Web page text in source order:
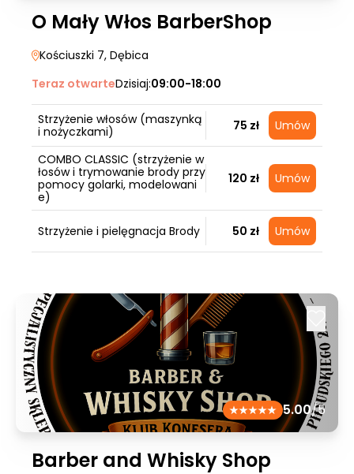
O Mały Włos BarberShop
Kościuszki 7, Dębica
Teraz otwarteDzisiaj:09:00-18:00
Strzyżenie włosów (maszynką
i nożyczkami)
75 zł Umów
COMBO CLASSIC (strzyżenie w
łosów i trymowanie brody przy
pomocy golarki, modelowani
e)
120 zł Umów
Strzyżenie i pielęgnacja Brody 50 zł Umów
5.00/5
Barber and Whisky Shop